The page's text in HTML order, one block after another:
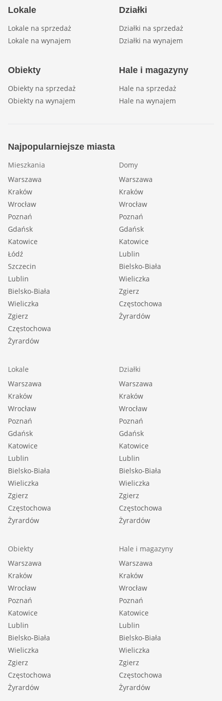
Lokale
Lokale na sprzedaż
Lokale na wynajem
Działki
Działki na sprzedaż
Działki na wynajem
Obiekty
Obiekty na sprzedaż
Obiekty na wynajem
Hale i magazyny
Hale na sprzedaż
Hale na wynajem
Najpopularniejsze miasta
Mieszkania
Warszawa
Kraków
Wrocław
Poznań
Gdańsk
Katowice
Łódź
Szczecin
Lublin
Bielsko-Biała
Wieliczka
Zgierz
Częstochowa
Żyrardów
Domy
Warszawa
Kraków
Wrocław
Poznań
Gdańsk
Katowice
Lublin
Bielsko-Biała
Wieliczka
Zgierz
Częstochowa
Żyrardów
Lokale
Warszawa
Kraków
Wrocław
Poznań
Gdańsk
Katowice
Lublin
Bielsko-Biała
Wieliczka
Zgierz
Częstochowa
Żyrardów
Działki
Warszawa
Kraków
Wrocław
Poznań
Gdańsk
Katowice
Lublin
Bielsko-Biała
Wieliczka
Zgierz
Częstochowa
Żyrardów
Obiekty
Warszawa
Kraków
Wrocław
Poznań
Katowice
Lublin
Bielsko-Biała
Wieliczka
Zgierz
Częstochowa
Żyrardów
Hale i magazyny
Warszawa
Kraków
Wrocław
Poznań
Katowice
Lublin
Bielsko-Biała
Wieliczka
Zgierz
Częstochowa
Żyrardów